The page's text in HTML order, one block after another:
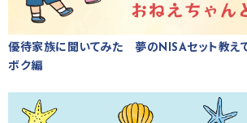
優待家族に聞いてみた 夢のNISAセット教え
ボク編